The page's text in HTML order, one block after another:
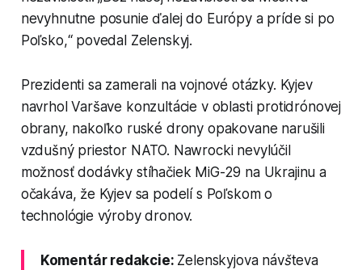
nevyhnutne posunie ďalej do Európy a príde si po
Poľsko,“ povedal Zelenskyj.
Prezidenti sa zamerali na vojnové otázky. Kyjev
navrhol Varšave konzultácie v oblasti protidrónovej
obrany, nakoľko ruské drony opakovane narušili
vzdušný priestor NATO. Nawrocki nevylúčil
možnosť dodávky stíhačiek MiG-29 na Ukrajinu a
očakáva, že Kyjev sa podelí s Poľskom o
technológie výroby dronov.
Komentár redakcie: Zelenskyjova návšteva